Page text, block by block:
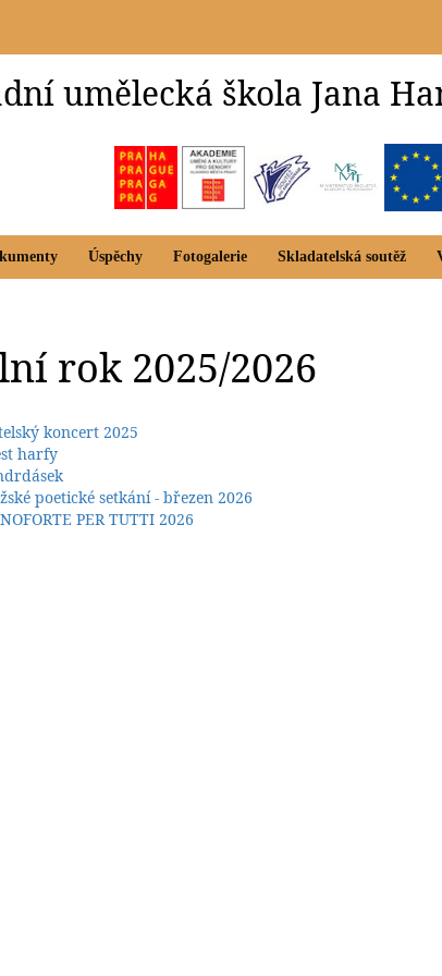
umělecká škola Jana
Úspěchy Fotogalerie Skladatelská soutěž
rok 2025/2026
koncert 2025
harfy
poetické setkání - březen 2026
PER TUTTI 2026